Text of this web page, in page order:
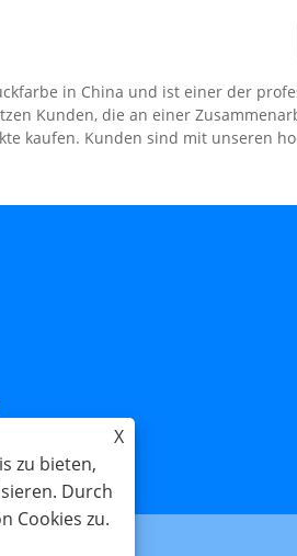
in China und ist einer der
Kunden, die an einer
kaufen. Kunden sind mit unseren
X
zu bieten,
Durch
Cookies zu.